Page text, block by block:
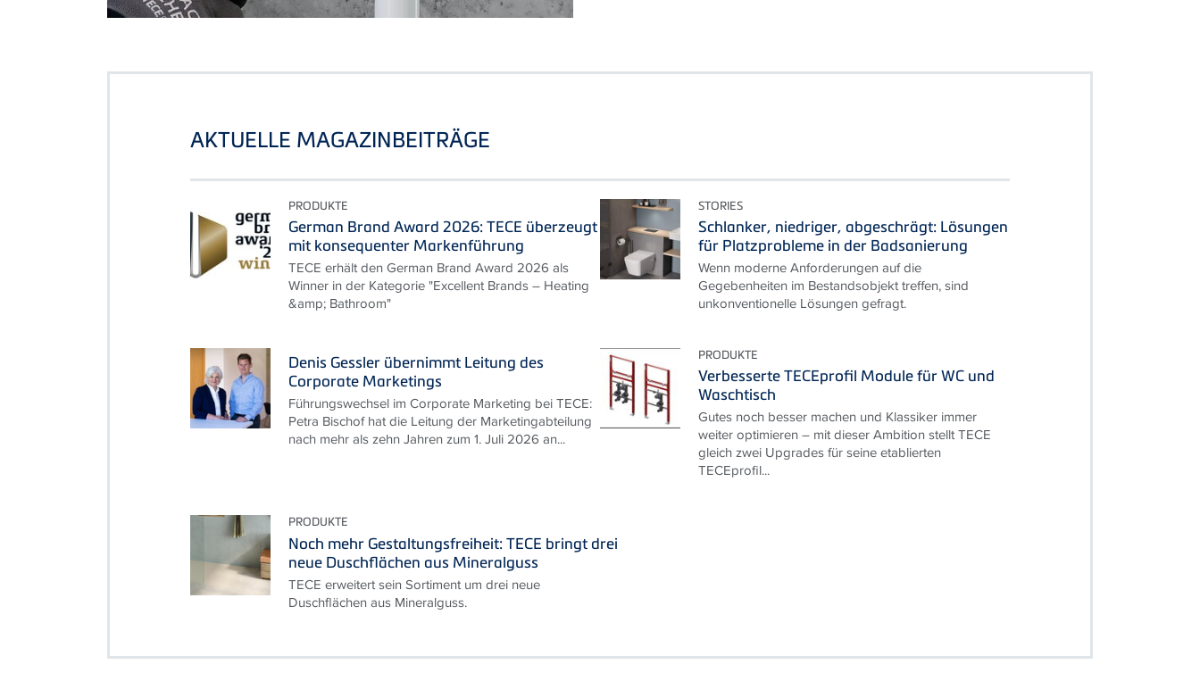
AKTUELLE MAGAZINBEITRÄGE
PRODUKTE
German Brand Award 2026: TECE überzeugt
mit konsequenter Markenführung
TECE erhält den German Brand Award 2026 als
Winner in der Kategorie "Excellent Brands – Heating
&amp; Bathroom"
STORIES
Schlanker, niedriger, abgeschrägt: Lösungen
für Platzprobleme in der Badsanierung
Wenn moderne Anforderungen auf die
Gegebenheiten im Bestandsobjekt treffen, sind
unkonventionelle Lösungen gefragt.
Denis Gessler übernimmt Leitung des
Corporate Marketings
Führungswechsel im Corporate Marketing bei TECE:
Petra Bischof hat die Leitung der Marketingabteilung
nach mehr als zehn Jahren zum 1. Juli 2026 an...
PRODUKTE
Verbesserte TECEprofil Module für WC und
Waschtisch
Gutes noch besser machen und Klassiker immer
weiter optimieren – mit dieser Ambition stellt TECE
gleich zwei Upgrades für seine etablierten
TECEprofil...
PRODUKTE
Noch mehr Gestaltungsfreiheit: TECE bringt drei
neue Duschflächen aus Mineralguss
TECE erweitert sein Sortiment um drei neue
Duschflächen aus Mineralguss.